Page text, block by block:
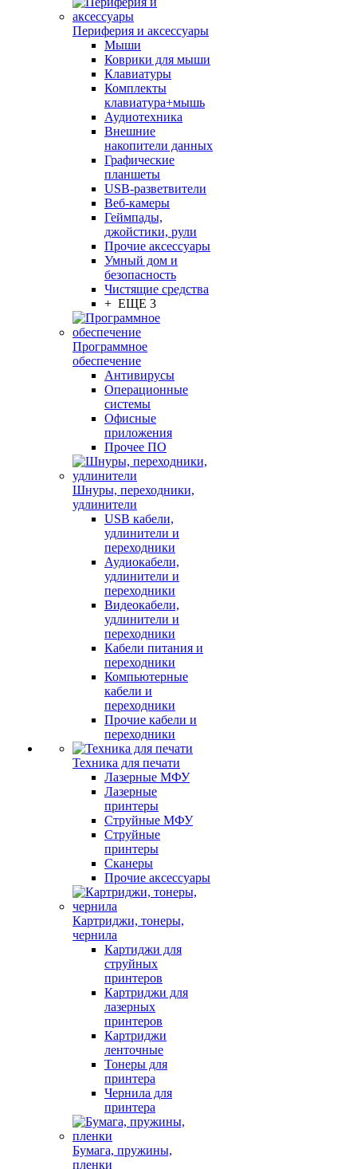
Периферия и аксессуары
Мыши
Коврики для мыши
Клавиатуры
Комплекты
клавиатура+мышь
Аудиотехника
Внешние
накопители данных
Графические
планшеты
USB-разветвители
Веб-камеры
Геймпады,
джойстики, рули
Прочие аксессуары
Умный дом и
безопасность
Чистящие средства
+ ЕЩЕ 3
Программное
обеспечение
Антивирусы
Операционные
системы
Офисные
приложения
Прочее ПО
Шнуры, переходники,
удлинители
USB кабели,
удлинители и
переходники
Аудиокабели,
удлинители и
переходники
Видеокабели,
удлинители и
переходники
Кабели питания и
переходники
Компьютерные
кабели и
переходники
Прочие кабели и
переходники
Техника для печати
Лазерные МФУ
Лазерные
принтеры
Струйные МФУ
Струйные
принтеры
Сканеры
Прочие аксессуары
Картриджи, тонеры,
чернила
Картиджи для
струйных
принтеров
Картриджи для
лазерных
принтеров
Картриджи
ленточные
Тонеры для
принтера
Чернила для
принтера
Бумага, пружины,
пленки